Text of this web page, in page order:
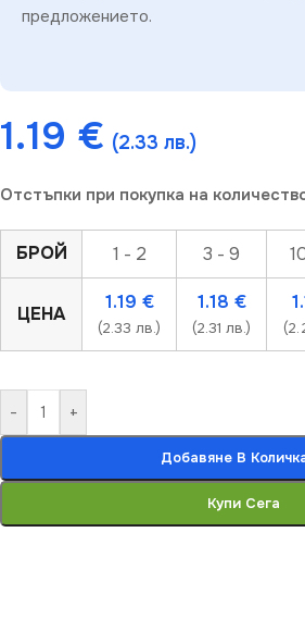
предложението.
1.19 € (2.33 лв.)
Отстъпки при покупка на
БРОЙ 1 - 2 3 - 9
ЦЕНА
1.19 €
(2.33 лв.)
1.18 €
(2.31 лв.)
- +
Добавяне В
Купи Сега